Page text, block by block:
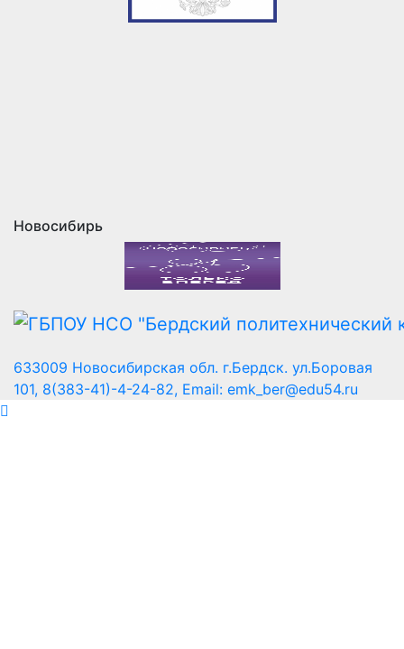
Новосибирь
633009 Новосибирская обл. г.Бердск. ул.Боровая
101, 8(383-41)-4-24-82, Email: emk_ber@edu54.ru